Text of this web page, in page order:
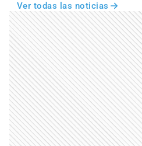
Ver todas las noticias